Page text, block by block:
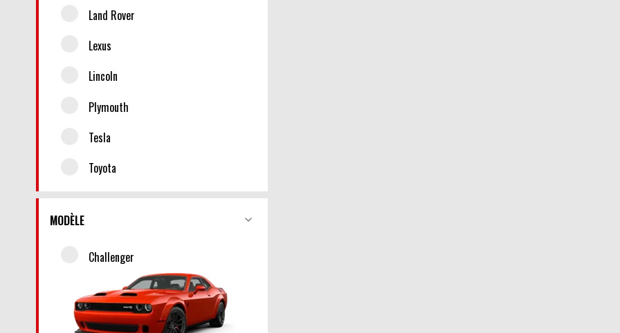
Land Rover
Lexus
Lincoln
Plymouth
Tesla
Toyota
MODÈLE
Challenger